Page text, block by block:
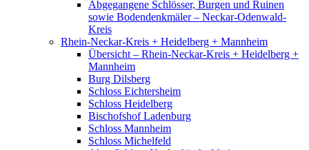
Abgegangene Schlösser, Burgen und Ruinen
sowie Bodendenkmäler – Neckar-Odenwald-
Kreis
Rhein-Neckar-Kreis + Heidelberg + Mannheim
Übersicht – Rhein-Neckar-Kreis + Heidelberg +
Mannheim
Burg Dilsberg
Schloss Eichtersheim
Schloss Heidelberg
Bischofshof Ladenburg
Schloss Mannheim
Schloss Michelfeld